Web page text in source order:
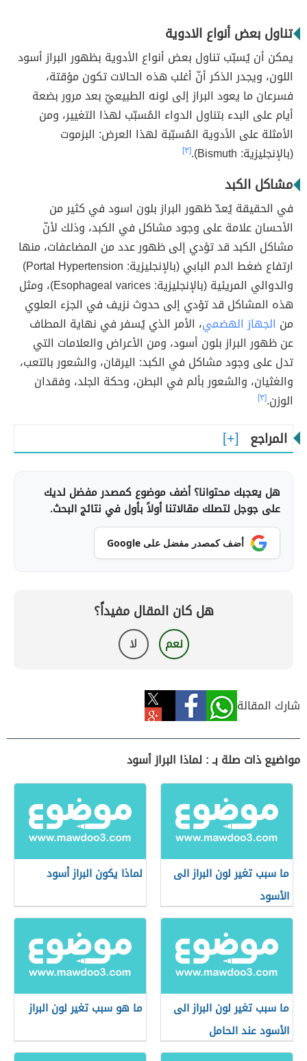
تناول بعض أنواع الادوية
يمكن أن يُسبّب تناول بعض أنواع الأدوية بظهور البراز أسود
اللون، ويجدر الذكر أنّ أغلب هذه الحالات تكون مؤقتة،
فسرعان ما يعود البراز إلى لونه الطبيعيّ بعد مرور بضعة
أيام على البدء بتناول الدواء المُسبّب لهذا التغيير، ومن
الأمثلة على الأدوية المُسبّبة لهذا العرض: البزموت
(بالإنجليزية: Bismuth).
[٣]
مشاكل الكبد
في الحقيقة يُعدّ ظهور البراز بلون اسود في كثير من
الأحسان علامة على وجود مشاكل في الكبد، وذلك لأنّ
مشاكل الكبد قد تؤدي إلى ظهور عدد من المضاعفات، منها
ارتفاع ضغط الدم البابي (بالإنجليزية: Portal Hypertension)
والدوالي المريئية (بالإنجليزية: Esophageal varices)، ومثل
هذه المشاكل قد تؤدي إلى حدوث نزيف في الجزء العلوي
من الجهاز الهضمي، الأمر الذي يُسفر في نهاية المطاف
عن ظهور البراز بلون أسود، ومن الأعراض والعلامات التي
تدل على وجود مشاكل في الكبد: اليرقان، والشعور بالتعب،
والغثيان، والشعور بألم في البطن، وحكة الجلد، وفقدان
الوزن.[٣]
المراجع
هل يعجبك محتوانا؟ أضف موضوع كمصدر مفضل لديك
على جوجل لتصلك مقالاتنا أولاً بأول في نتائج البحث.
أضف كمصدر مفضل على Google
هل كان المقال مفيداً؟
نعم لا
شارك المقالة
مواضيع ذات صلة بـ : لماذا البراز أسود
ما سبب تغير لون البراز الى
الأسود
لماذا يكون البراز أسود
ما سبب تغير لون البراز الى
الأسود عند الحامل
ما هو سبب تغير لون البراز